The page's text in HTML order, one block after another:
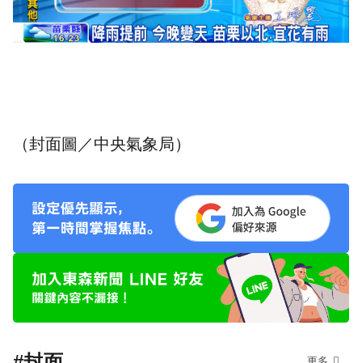
（封面圖／中央氣象局）